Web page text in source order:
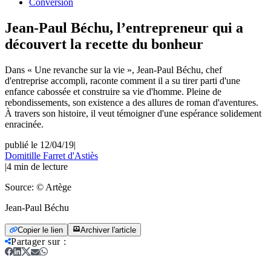
Conversion
Jean-Paul Béchu, l’entrepreneur qui a
découvert la recette du bonheur
Dans « Une revanche sur la vie », Jean-Paul Béchu, chef
d'entreprise accompli, raconte comment il a su tirer parti d'une
enfance cabossée et construire sa vie d'homme. Pleine de
rebondissements, son existence a des allures de roman d'aventures.
À travers son histoire, il veut témoigner d'une espérance solidement
enracinée.
publié le 12/04/19|
Domitille Farret d'Astiès
|4 min de lecture
Source: © Artège
Jean-Paul Béchu
Copier le lien Archiver l'article
Partager sur: